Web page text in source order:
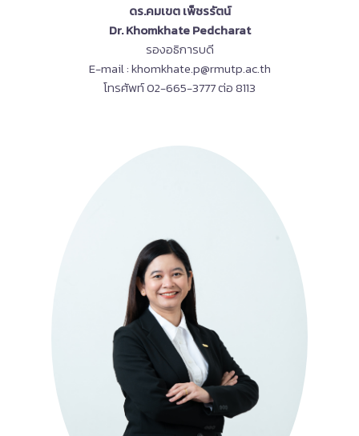
ดร.คมเขต เพ็ชรรัตน์
Dr. Khomkhate Pedcharat
รองอธิการบดี
E-mail : khomkhate.p@rmutp.ac.th
โทรศัพท์ 02-665-3777 ต่อ 8113